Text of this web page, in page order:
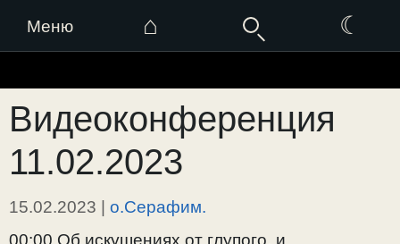
Меню ⌂ ☾
к
содержимому
Видеоконференция
11.02.2023
15.02.2023 | о.Серафим.
00:00 Об искушениях от глупого, и